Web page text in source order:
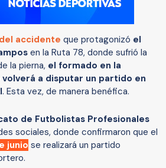
accidente que protagonizó el
en la Ruta 78, donde sufrió la
la pierna, el formado en la
volverá a disputar un partido en
. Esta vez, de manera benéfica.
de Futbolistas Profesionales
sociales, donde confirmaron que el
junio se realizará un partido